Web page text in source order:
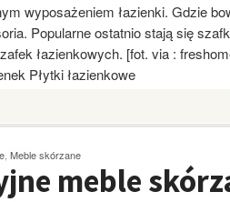
wyposażeniem łazienki. Gdzie
Popularne ostatnio stają się
łazienkowych. [fot. via :
Płytki łazienkowe
Meble skórzane
meble